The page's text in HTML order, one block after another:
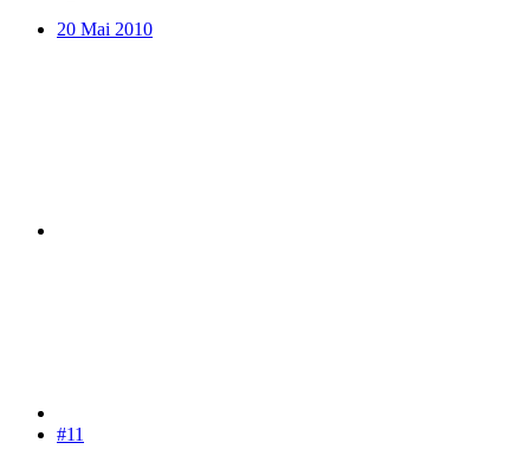
20 Mai 2010
#11